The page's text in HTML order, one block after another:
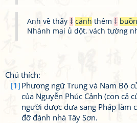
Anh về thấy ‡ cảnh thêm ‡ buồn
Nhành mai ủ dột, vách tường
Chú thích:
[1] Phương ngữ Trung và Nam Bộ
của Nguyễn Phúc Cảnh (con cả
người được đưa sang Pháp làm
đỡ đánh nhà Tây Sơn.